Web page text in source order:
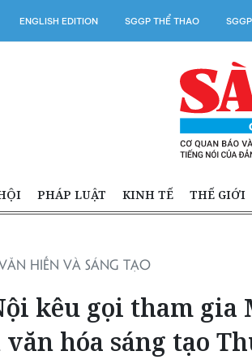
ENGLISH EDITION SGGP THỂ THAO
PHÁP LUẬT KINH TẾ THẾ GIỚI
HIẾN VÀ SÁNG TẠO
kêu gọi tham
hóa sáng tạo